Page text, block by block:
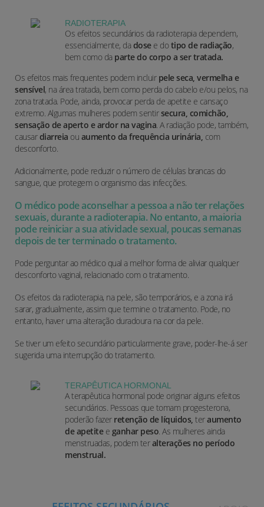
RADIOTERAPIA
Os efeitos secundários da radioterapia dependem,
essencialmente, dadosee dotipo de radiação,
bem como da parte do corpo a ser tratada.
Os efeitos mais frequentes podem incluir pele seca, vermelha e
sensível, na área tratada, bem como perda do cabelo e/ou pelos, na
zona tratada. Pode, ainda, provocar perda de apetite e cansaço
extremo. Algumas mulheres podem sentirsecura, comichão,
sensação de aperto e ardor na vagina. A radiação pode, também,
causardiarreia ou aumento da frequência urinária, com
desconforto.
Adicionalmente, pode reduzir o número de células brancas do
sangue, que protegem o organismo das infecções.
O médico pode aconselhar a pessoa a não ter relações
sexuais, durante a radioterapia. No entanto, a maioria
pode reiniciar a sua atividade sexual, poucas semanas
depois de ter terminado o tratamento.
Pode perguntar ao médico qual a melhor forma de aliviar qualquer
desconforto vaginal, relacionado com o tratamento.
Os efeitos da radioterapia, na pele, são temporários, e a zona irá
sarar, gradualmente, assim que termine o tratamento. Pode, no
entanto, haver uma alteração duradoura na cor da pele.
Se tiver um efeito secundário particularmente grave, poder-lhe-á ser
sugerida uma interrupção do tratamento.
TERAPÊUTICA HORMONAL
A terapêutica hormonal pode originar alguns efeitos
secundários. Pessoas que tomam progesterona,
poderão fazer retenção de líquidos, teraumento
de apetitee ganhar peso. As mulheres ainda
menstruadas, podem teralterações no período
menstrual.